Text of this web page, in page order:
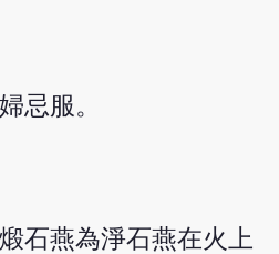
忌服。
石燕為淨石燕在火上